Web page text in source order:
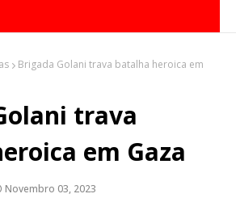
Brigada Golani trava batalha heroica em
trava
em Gaza
Novembro 03, 2023